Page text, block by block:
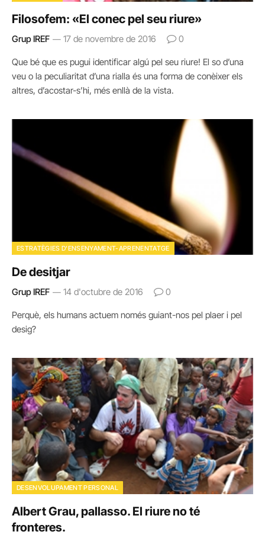
Filosofem: «El conec pel seu riure»
Grup IREF 17 de novembre de 2016 0
Que bé que es pugui identificar algú pel seu riure! El so d’una
veu o la peculiaritat d’una rialla és una forma de conèixer els
altres, d’acostar-s’hi, més enllà de la vista.
ESTRATÈGIES D'ENSENYAMENT-APRENENTATGE
De desitjar
Grup IREF 14 d'octubre de 2016 0
Perquè, els humans actuem només guiant-nos pel plaer i pel
desig?
DESENVOLUPAMENT PERSONAL
Albert Grau, pallasso. El riure no té
fronteres.